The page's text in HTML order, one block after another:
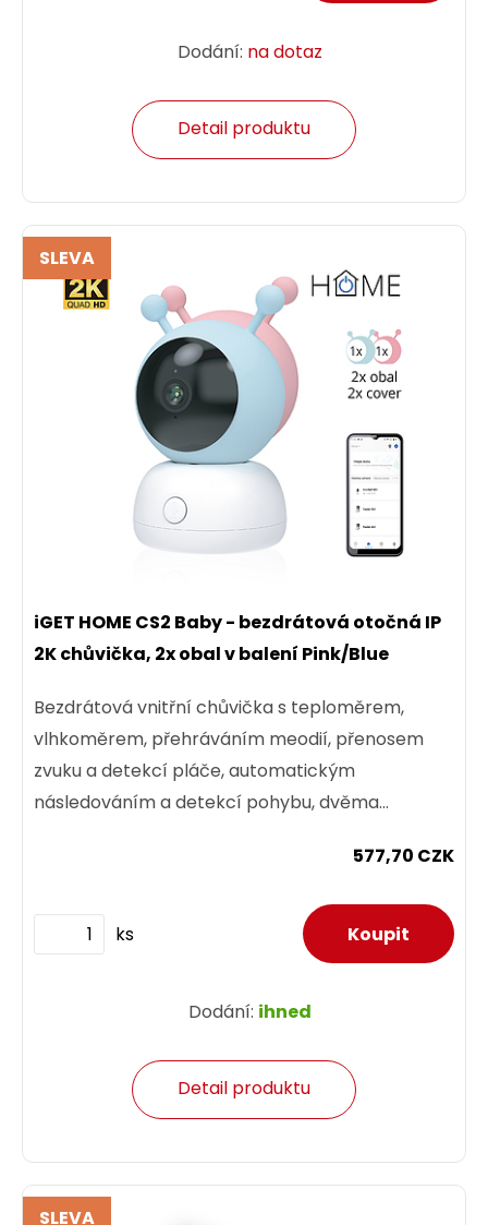
Dodání: na dotaz
Detail produktu
SLEVA
iGET HOME CS2 Baby - bezdrátová otočná IP
2K chůvička, 2x obal v balení Pink/Blue
Bezdrátová vnitřní chůvička s teploměrem,
vlhkoměrem, přehráváním meodií, přenosem
zvuku a detekcí pláče, automatickým
následováním a detekcí pohybu, dvěma
577,70 CZK
ks
Dodání: ihned
Detail produktu
SLEVA